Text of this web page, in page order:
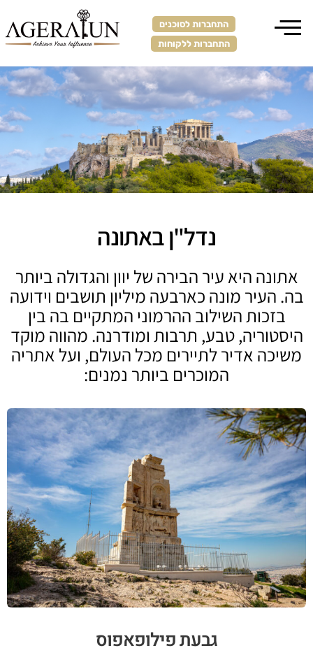
התחברות לסוכנים
התחברות ללקוחות
נדל"ן באתונה
אתונה היא עיר הבירה של יוון והגדולה ביותר
בה. העיר מונה כארבעה מיליון תושבים וידועה
בזכות השילוב ההרמוני המתקיים בה בין
היסטוריה, טבע, תרבות ומודרנה. מהווה מוקד
משיכה אדיר לתיירים מכל העולם, ועל אתריה
המוכרים ביותר נמנים:
גבעת פילופאפוס